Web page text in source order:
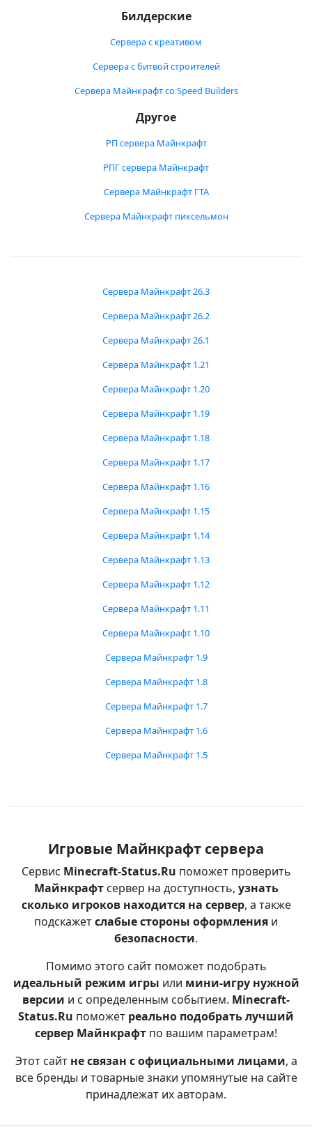
Билдерские
Сервера с креативом
Сервера с битвой строителей
Сервера Майнкрафт со Speed Builders
Другое
РП сервера Майнкрафт
РПГ сервера Майнкрафт
Сервера Майнкрафт ГТА
Сервера Майнкрафт пиксельмон
Сервера Майнкрафт 26.3
Сервера Майнкрафт 26.2
Сервера Майнкрафт 26.1
Сервера Майнкрафт 1.21
Сервера Майнкрафт 1.20
Сервера Майнкрафт 1.19
Сервера Майнкрафт 1.18
Сервера Майнкрафт 1.17
Сервера Майнкрафт 1.16
Сервера Майнкрафт 1.15
Сервера Майнкрафт 1.14
Сервера Майнкрафт 1.13
Сервера Майнкрафт 1.12
Сервера Майнкрафт 1.11
Сервера Майнкрафт 1.10
Сервера Майнкрафт 1.9
Сервера Майнкрафт 1.8
Сервера Майнкрафт 1.7
Сервера Майнкрафт 1.6
Сервера Майнкрафт 1.5
Игровые Майнкрафт сервера
Сервис Minecraft-Status.Ru поможет проверить
Майнкрафтсервер на доступность, узнать
сколько игроков находится на сервер, а также
подскажетслабые стороны оформления и
безопасности.
Помимо этого сайт поможет подобрать
идеальный режим игры или мини-игру нужной
версии и с определенным событием. Minecraft-
Status.Ru поможет реально подобрать лучший
сервер Майнкрафт по вашим параметрам!
Этот сайт не связан с официальными лицами, а
все бренды и товарные знаки упомянутые на сайте
принадлежат их авторам.